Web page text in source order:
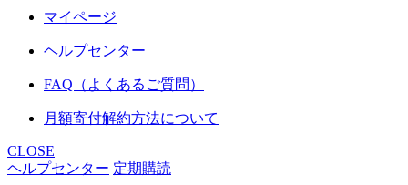
マイページ
ヘルプセンター
FAQ（よくあるご質問）
月額寄付解約方法について
CLOSE
ヘルプセンター 定期購読